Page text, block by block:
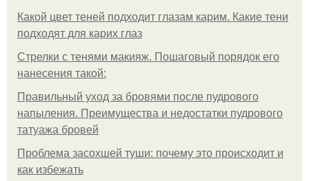
Какой цвет теней подходит глазам карим. Какие тени
подходят для карих глаз
Стрелки с тенями макияж. Пошаговый порядок его
нанесения такой:
Правильный уход за бровями после пудрового
напыления. Преимущества и недостатки пудрового
татуажа бровей
Проблема засохшей туши: почему это происходит и
как избежать